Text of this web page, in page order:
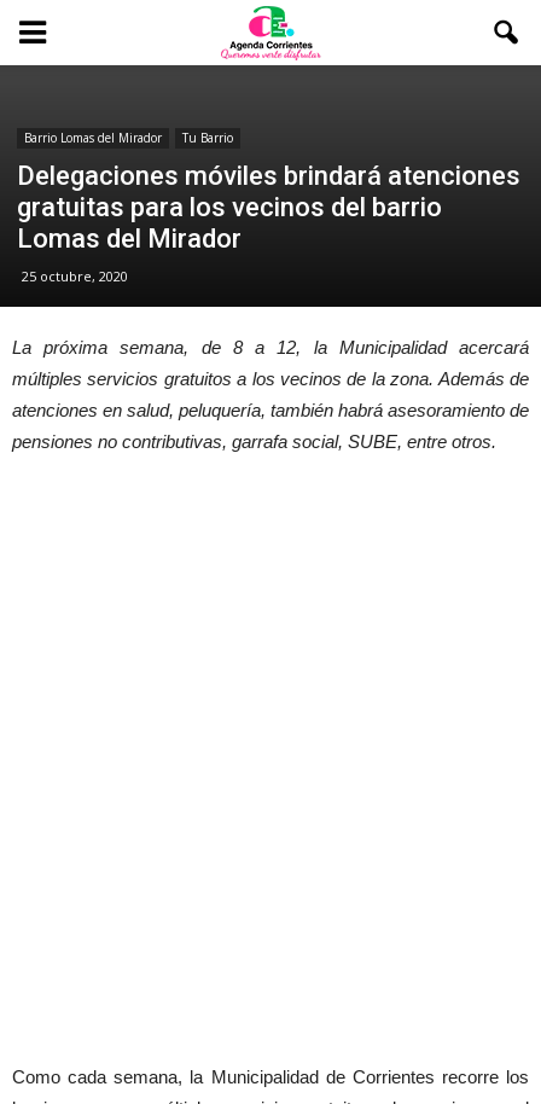
Barrio Lomas del Mirador Tu Barrio
Delegaciones móviles brindará atenciones
gratuitas para los vecinos del barrio
Lomas del Mirador
25 octubre, 2020
La próxima semana, de 8 a 12, la Municipalidad acercará
múltiples servicios gratuitos a los vecinos de la zona. Además de
atenciones en salud, peluquería, también habrá asesoramiento de
pensiones no contributivas, garrafa social, SUBE, entre otros.
Como cada semana, la Municipalidad de Corrientes recorre los